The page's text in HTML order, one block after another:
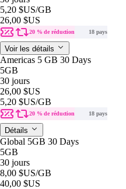
5,20 $US/GB
26,00 $US
20 % de réduction 18 pays
Voir les détails
Americas 5 GB 30 Days
5GB
30 jours
26,00 $US
5,20 $US/GB
20 % de réduction 18 pays
Détails
Global 5GB 30 Days
5GB
30 jours
8,00 $US/GB
40,00 $US